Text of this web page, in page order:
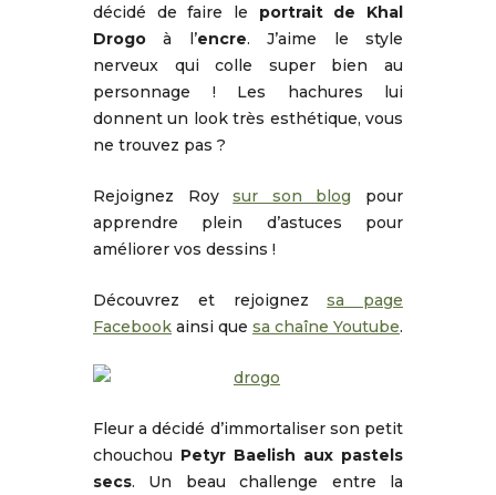
décidé de faire le portrait de Khal
Drogo à l’encre. J’aime le style
nerveux qui colle super bien au
personnage ! Les hachures lui
donnent un look très esthétique, vous
ne trouvez pas ?
Rejoignez Roysur son blog pour
apprendre plein d’astuces pour
améliorer vos dessins !
Découvrez et rejoignezsa page
Facebook ainsi que sa chaîne Youtube.
Fleur a décidé d’immortaliser son petit
chouchou Petyr Baelish aux pastels
secs. Un beau challenge entre la